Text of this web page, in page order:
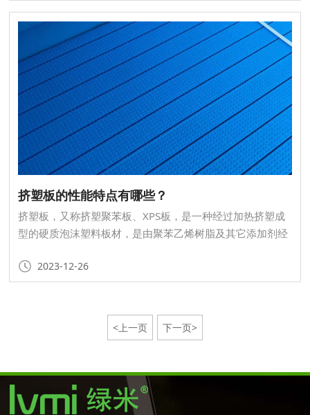
场等场所的装修，满足不同场所的装饰需求。
挤塑板的性能特点有哪些？
2023-12-26
挤塑板，又称挤塑聚苯板、XPS板，是一种经过加热挤塑成
型的硬质泡沫塑料板材，是由聚苯乙烯树脂及其它添加剂经
材，是第三代硬质发泡保温材料，是建筑施工保温材料的一
种。
<上一页 下一页>